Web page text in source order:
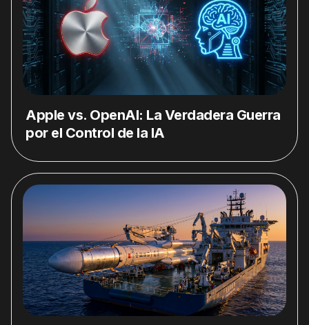
Apple vs. OpenAI: La Verdadera Guerra
por el Control de la IA